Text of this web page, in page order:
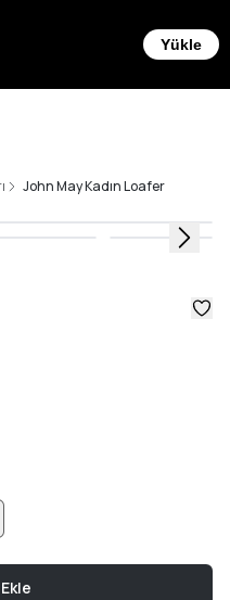
Yükle
John May Kadın Loafer